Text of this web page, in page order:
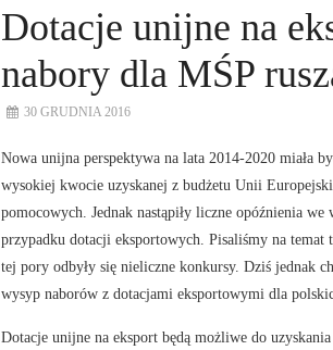
Dotacje unijne na
nabory dla MŚP
30 GRUDNIA 2016
Nowa unijna perspektywa na lata 2014-2020 miała
wysokiej kwocie uzyskanej z budżetu Unii
pomocowych. Jednak nastąpiły liczne opóźnienia
przypadku dotacji eksportowych. Pisaliśmy na
tej pory odbyły się nieliczne konkursy. Dziś jednak
wysyp naborów z dotacjami eksportowymi dla
Dotacje unijne na eksport będą możliwe do